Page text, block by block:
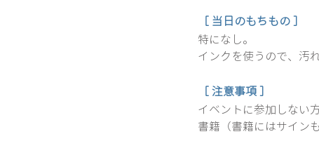
［ 当日のもちもの ］
特になし。
インクを使うので、汚
［ 注意事項 ］
イベントに参加しない
書籍（書籍にはサイン